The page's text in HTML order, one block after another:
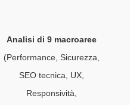
Analisi di 9 macroaree
(Performance, Sicurezza,
SEO tecnica, UX,
Responsività,